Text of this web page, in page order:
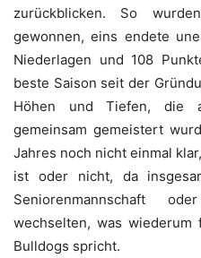
zurückblicken. So
gewonnen, eins endete
Niederlagen und 108
beste Saison seit der
Höhen und Tiefen, die
gemeinsam gemeistert
Jahres noch nicht einmal
ist oder nicht, da
Seniorenmannschaft
wechselten, was
Bulldogs spricht.